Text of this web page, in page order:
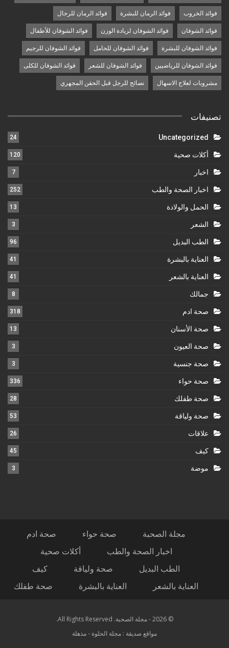
فوائد الخروب فوائد الرمان للبشرة فوائد الرمان للرجال
فوائد الشوفان فوائد الشوفان لزيادة الوزن فوائد الشوفان للأطفال
فوائد الشوفان للبشرة فوائد الشوفان للحامل فوائد الشوفان للرجيم
فوائد الشوفان للرياضيين فوائد الشوفان للشعر فوائد الشوفان للكلى
مشروبات لعلاج الاسهال نصائح للرجل قبل الحقن المجهري
تصنيفات
Uncategorized
24
أكلات صحية 120
اخبار 7
اخبار الصحة والطب 252
الحمل والولادة 13
الشعر 3
الطب البديل 96
العناية بالبشرة 41
العناية بالشعر 41
جمالك 8
صحة ادم 318
صحة الأسنان 13
صحة العيون 3
صحة جنسية 3
صحة حواء 336
صحة طفلك 28
صحة ولياقة 53
علاقات 26
كيف 45
موضة 3
مجلة الصحبة صحة حواء
صحة ادم
اخبار الصحة والطب
أكلات صحية
الطب البديل
صحة ولياقة
كيف
العناية بالشعر
العناية بالبشرة صحة طفلك
© 2026 - مجلة الصحبة. All Rights Reserved.
مواقع صديقة : مجلة الحلوة -مذهلة